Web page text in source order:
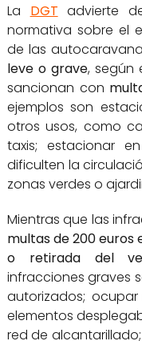
La DGT advierte
normativa sobre el
de las
leve o grave, según
sancionan con
ejemplos son
otros usos, como
taxis; estacionar
dificulten la
zonas verdes o
Mientras que las
multas de 200 euros
o retirada del
infracciones graves
autorizados;
elementos
red de